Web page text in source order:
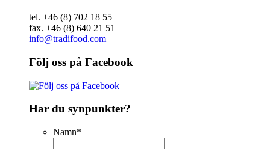
tel. +46 (8) 702 18 55
fax. +46 (8) 640 21 51
info@tradifood.com
Följ oss på Facebook
Har du synpunkter?
Namn*